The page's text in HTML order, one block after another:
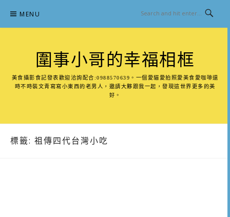
content
MENU
圍事小哥的幸福相框
美食攝影食記發表歡迎洽詢配合:0988570639。一個愛貓愛拍照愛美食愛咖啡還
時不時裝文青寫寫小東西的老男人，邀請大夥跟我一起，發現這世界更多的美
好。
標籤: 祖傳四代台灣小吃